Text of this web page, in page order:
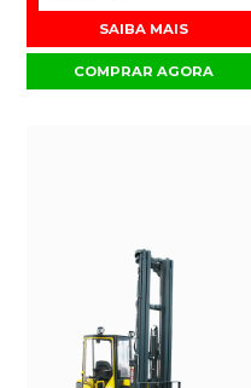
SAIBA MAIS
COMPRAR AGORA